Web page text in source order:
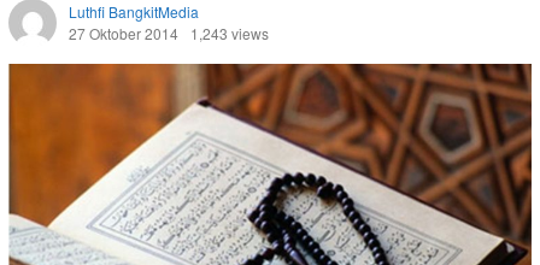
Luthfi BangkitMedia
27 Oktober 2014
1,243 views